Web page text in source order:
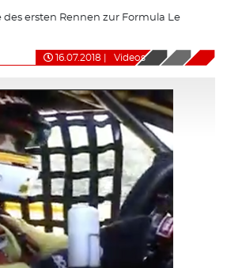
ersten Rennen zur Formula Le
16.07.2018 Videos